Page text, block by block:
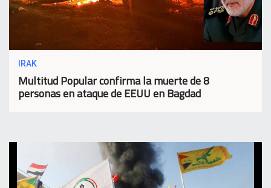
IRAK
Multitud Popular confirma la muerte de 8
personas en ataque de EEUU en Bagdad